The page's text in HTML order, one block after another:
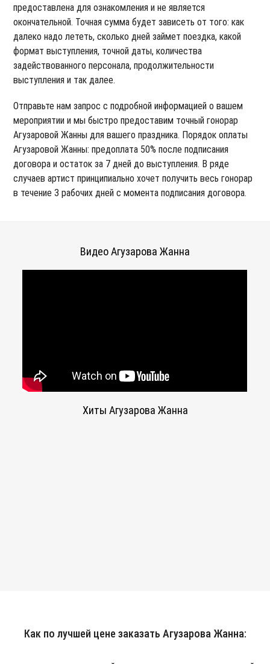
предоставлена для ознакомления и не является
окончательной. Точная сумма будет зависеть от того: как
далеко надо лететь, сколько дней займет поездка, какой
формат выступления, точной даты, количества
задействованного персонала, продолжительности
выступления и так далее.
Отправьте нам запрос с подробной информацией о вашем
мероприятии и мы быстро предоставим точный гонорар
Агузаровой Жанны для вашего праздника. Порядок оплаты
Агузаровой Жанны: предоплата 50% после подписания
договора и остаток за 7 дней до выступления. В ряде
случаев артист принципиально хочет получить весь гонорар
в течение 3 рабочих дней с момента подписания договора.
Видео Агузарова Жанна
Хиты Агузарова Жанна
Как по лучшей цене заказать Агузарова Жанна: